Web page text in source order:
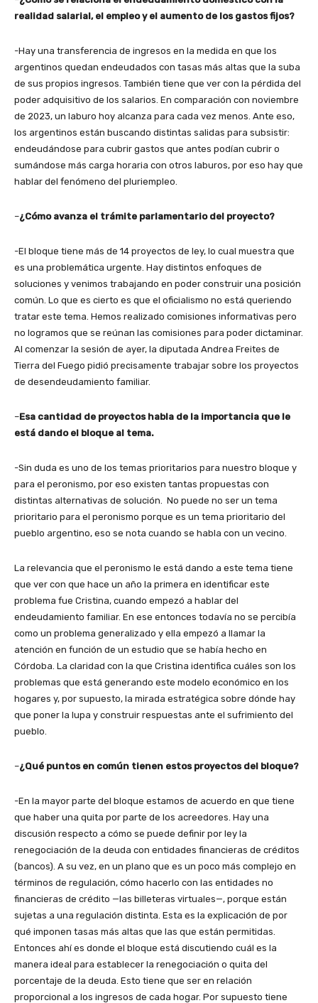
realidad salarial, el empleo y el aumento de los gastos fijos?
-Hay una transferencia de ingresos en la medida en que los
argentinos quedan endeudados con tasas más altas que la suba
de sus propios ingresos. También tiene que ver con la pérdida del
poder adquisitivo de los salarios. En comparación con noviembre
de 2023, un laburo hoy alcanza para cada vez menos. Ante eso,
los argentinos están buscando distintas salidas para subsistir:
endeudándose para cubrir gastos que antes podían cubrir o
sumándose más carga horaria con otros laburos, por eso hay que
hablar del fenómeno del pluriempleo.
–¿Cómo avanza el trámite parlamentario del proyecto?
-El bloque tiene más de 14 proyectos de ley, lo cual muestra que
es una problemática urgente. Hay distintos enfoques de
soluciones y venimos trabajando en poder construir una posición
común. Lo que es cierto es que el oficialismo no está queriendo
tratar este tema. Hemos realizado comisiones informativas pero
no logramos que se reúnan las comisiones para poder dictaminar.
Al comenzar la sesión de ayer, la diputada Andrea Freites de
Tierra del Fuego pidió precisamente trabajar sobre los proyectos
de desendeudamiento familiar.
–Esa cantidad de proyectos habla de la importancia que le
está dando el bloque al tema.
-Sin duda es uno de los temas prioritarios para nuestro bloque y
para el peronismo, por eso existen tantas propuestas con
distintas alternativas de solución. No puede no ser un tema
prioritario para el peronismo porque es un tema prioritario del
pueblo argentino, eso se nota cuando se habla con un vecino.
La relevancia que el peronismo le está dando a este tema tiene
que ver con que hace un año la primera en identificar este
problema fue Cristina, cuando empezó a hablar del
endeudamiento familiar. En ese entonces todavía no se percibía
como un problema generalizado y ella empezó a llamar la
atención en función de un estudio que se había hecho en
Córdoba. La claridad con la que Cristina identifica cuáles son los
problemas que está generando este modelo económico en los
hogares y, por supuesto, la mirada estratégica sobre dónde hay
que poner la lupa y construir respuestas ante el sufrimiento del
pueblo.
–¿Qué puntos en común tienen estos proyectos del bloque?
-En la mayor parte del bloque estamos de acuerdo en que tiene
que haber una quita por parte de los acreedores. Hay una
discusión respecto a cómo se puede definir por ley la
renegociación de la deuda con entidades financieras de créditos
(bancos). A su vez, en un plano que es un poco más complejo en
términos de regulación, cómo hacerlo con las entidades no
financieras de crédito —las billeteras virtuales—, porque están
sujetas a una regulación distinta. Esta es la explicación de por
qué imponen tasas más altas que las que están permitidas.
Entonces ahí es donde el bloque está discutiendo cuál es la
manera ideal para establecer la renegociación o quita del
porcentaje de la deuda. Esto tiene que ser en relación
proporcional a los ingresos de cada hogar. Por supuesto tiene